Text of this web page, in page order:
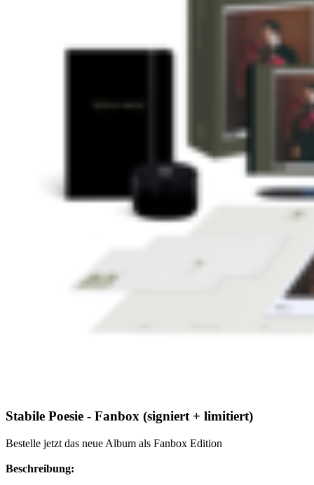
Stabile Poesie - Fanbox (signiert + limitiert)
Bestelle jetzt das neue Album als Fanbox Edition
Beschreibung: